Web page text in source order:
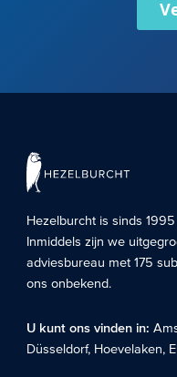
Hezelburcht is sinds
Inmiddels zijn we
adviesbureau met 175
ons onbekend.
U kunt ons vinden in:
Düsseldorf, Hoevelaken,